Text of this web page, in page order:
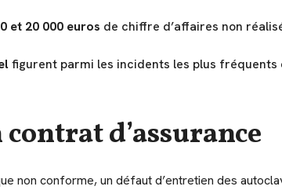
et 20 000 euros de chiffre d’affaires non
figurent parmi les incidents les plus fréquents
d’assurance
non conforme, un défaut d’entretien des